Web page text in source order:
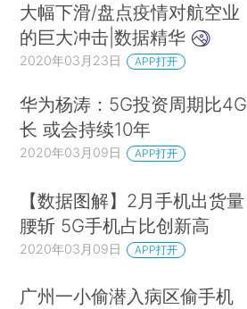
大幅下滑/盘点疫情对航空业
的巨大冲击|数据精华
2020年03月23日 APP打开
华为杨涛：5G投资周期比4G
长 或会持续10年
2020年03月09日 APP打开
【数据图解】2月手机出货量
腰斩 5G手机占比创新高
2020年03月09日 APP打开
广州一小偷潜入病区偷手机